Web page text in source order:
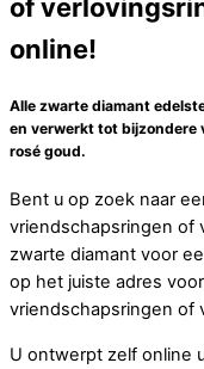
of
online!
Alle zwarte diamant
en verwerkt tot bijzondere
rosé goud.
Bent u op zoek naar
vriendschapsringen of
zwarte diamant voor
op het juiste adres
vriendschapsringen of
U ontwerpt zelf online